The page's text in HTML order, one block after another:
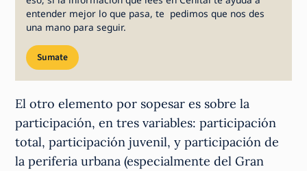
entender mejor lo que pasa, te pedimos que nos des
una mano para seguir.
Sumate
El otro elemento por sopesar es sobre la
participación, en tres variables: participación
total, participación juvenil, y participación de
la periferia urbana (especialmente del Gran